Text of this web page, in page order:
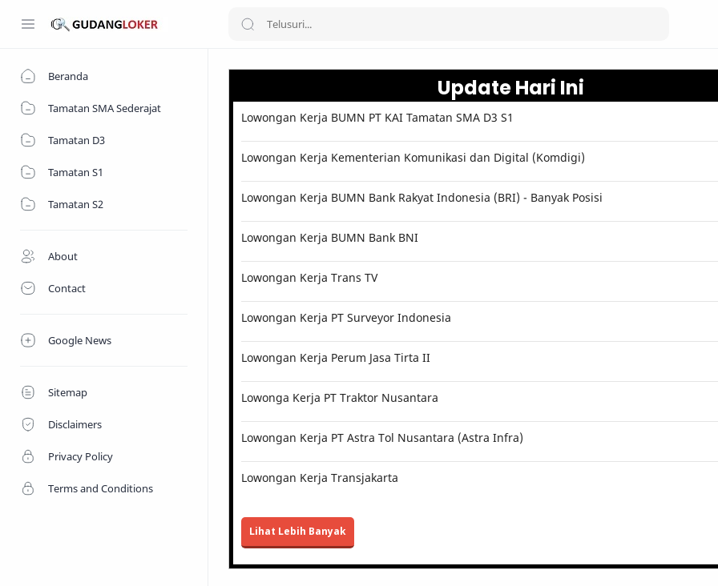
Beranda
Tamatan SMA Sederajat
Tamatan D3
Tamatan S1
Tamatan S2
About
Contact
Google News
Sitemap
Disclaimers
Privacy Policy
Terms and Conditions
Update Hari Ini
Lowongan Kerja BUMN PT KAI Tamatan SMA D3 S1
Lowongan Kerja Kementerian Komunikasi dan Digital (Komdigi)
Lowongan Kerja BUMN Bank Rakyat Indonesia (BRI) - Banyak Posisi
Lowongan Kerja BUMN Bank BNI
Lowongan Kerja Trans TV
Lowongan Kerja PT Surveyor Indonesia
Lowongan Kerja Perum Jasa Tirta II
Lowonga Kerja PT Traktor Nusantara
Lowongan Kerja PT Astra Tol Nusantara (Astra Infra)
Lowongan Kerja Transjakarta
Lihat Lebih Banyak